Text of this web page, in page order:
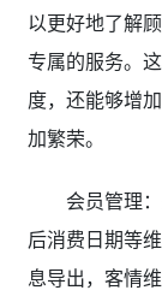
以更好地了解
专属的服务。
度，还能够增
加繁荣。
会员管理
后消费日期等
息导出，客情